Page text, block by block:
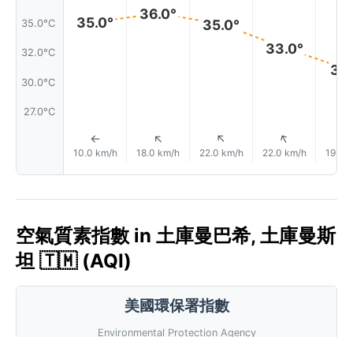
35.0°C
32.0°C
30.0°C
27.0°C
35.0°
↑
10.0 km/h
36.0°
↑
18.0 km/h
35.0°
↑
22.0 km/h
33.0°
↑
22.0 km/h 19.0
空氣質素指數 in 土庫曼巴希, 土庫曼斯
坦 🇹🇲 (AQI)
美國環保署指數
Environmental Protection Agency